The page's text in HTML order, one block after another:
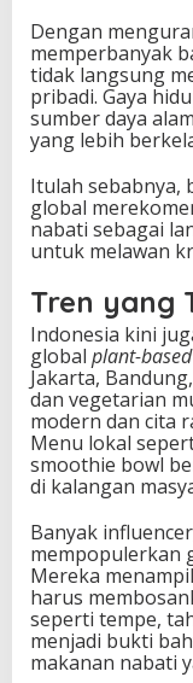
Dengan
memperbanyak
tidak langsung
pribadi. Gaya
sumber daya
yang lebih
Itulah sebabnya,
global
nabati sebagai
untuk melawan
Tren yang
Indonesia kini
global plant-
Jakarta,
dan vegetarian
modern dan cita
Menu lokal
smoothie bowl
di kalangan
Banyak
mempopulerkan
Mereka
harus
seperti tempe,
menjadi bukti
makanan nabati